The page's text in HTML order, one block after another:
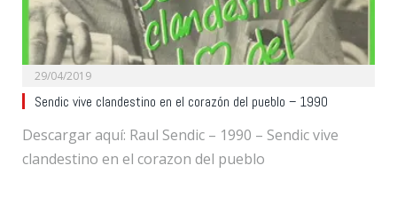
29/04/2019
Sendic vive clandestino en el corazón del pueblo – 1990
Descargar aquí: Raul Sendic – 1990 – Sendic vive
clandestino en el corazon del pueblo